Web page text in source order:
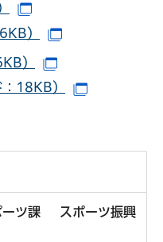
）
）
18KB）
ーツ課 スポーツ振興